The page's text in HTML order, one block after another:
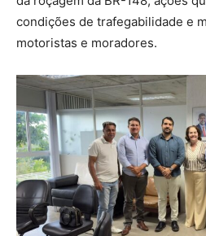
condições de trafegabilidade e
motoristas e moradores.